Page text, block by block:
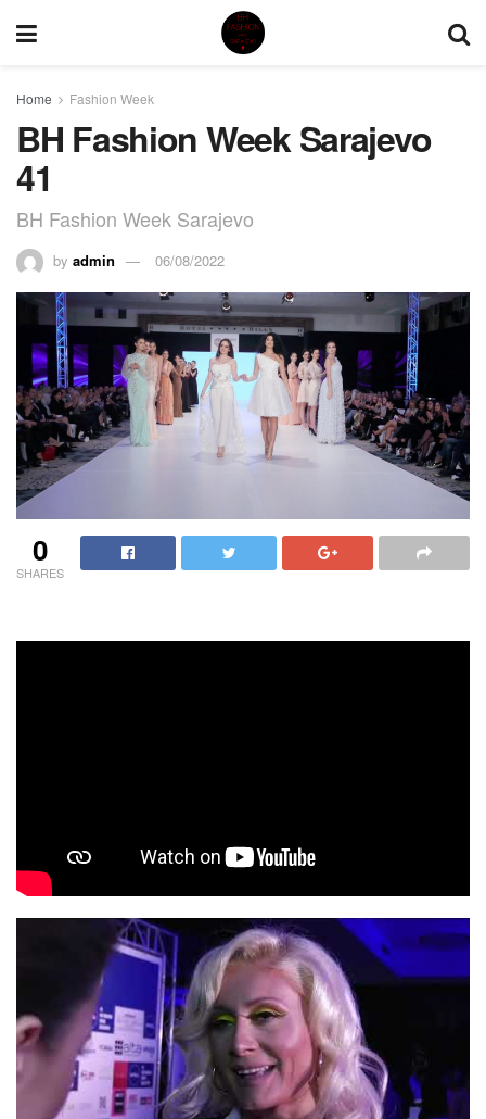
Home Fashion Week
BH Fashion Week Sarajevo
41
BH Fashion Week Sarajevo
by admin 06/08/2022
0
SHARES